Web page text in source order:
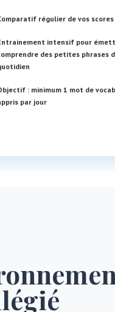
régulier de vos scores
intensif pour
des petites phrases
: minimum 1 mot de
par jour